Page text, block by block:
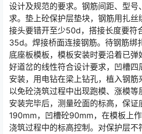
设计及规范的要求。钢筋间距、型号
求。垫上砼保护层垫块，钢筋用扎丝
接头要错开至少50d，搭接长度要符
35d。焊接桥面连接钢筋。待钢筋绑
底座板模板，模板安装时要沿着已弹
好道岔的线性符合设计要求，凹槽四
安装，用电钻在梁上钻孔，植入钢筋
以免砼浇筑过程中出现跑模、涨模等
安装完毕后，测量砼面的标高，保证
190mm，凹槽砼90mm，在模板上
浇筑过程中的标高控制。对保护层不